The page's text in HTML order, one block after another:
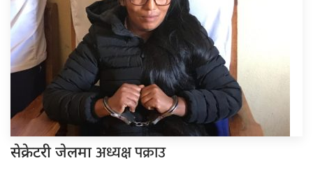
सेक्रेटरी जेलमाअध्यक्ष पक्राउ